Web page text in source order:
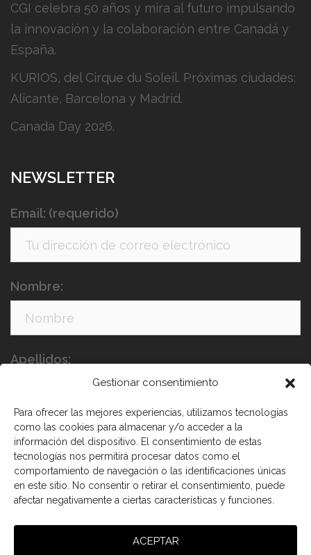
Gestionar consentimiento
Para ofrecer las mejores experiencias, utilizamos tecnologías
como las cookies para almacenar y/o acceder a la
información del dispositivo. El consentimiento de estas
tecnologías nos permitirá procesar datos como el
comportamiento de navegación o las identificaciones únicas
en este sitio. No consentir o retirar el consentimiento, puede
afectar negativamente a ciertas características y funciones.
ACEPTAR
CGI celebra 50 años y mira al futuro impulsando
la innovación y la colaboración entre Canadá y
España.
KURIOS, del Cirque du Soleil. Próximas ciudades:
Alicante, Barcelona y Madrid.
Canada Day 2026.
NEWSLETTER
Email: (requerido)
Nombre:
Apellidos:
He leído y acepto los términos y condiciones